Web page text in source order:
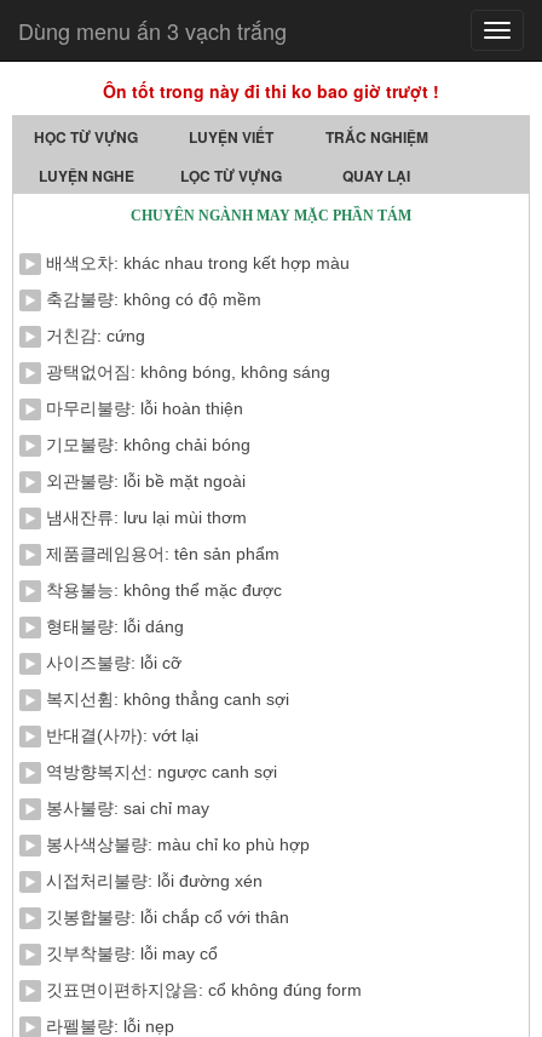
Dùng menu ấn 3 vạch trắng
Ôn tốt trong này đi thi ko bao giờ trượt !
HỌC TỪ VỰNG LUYỆN VIẾT
TRẮC NGHIỆM
LUYỆN NGHE
LỌC TỪ VỰNG QUAY LẠI
CHUYÊN NGÀNH MAY MẶC PHẦN TÁM
배색오차: khác nhau trong kết hợp màu
축감불량: không có độ mềm
거친감: cứng
광택없어짐: không bóng, không sáng
마무리불량: lỗi hoàn thiện
기모불량: không chải bóng
외관불량: lỗi bề mặt ngoài
냄새잔류: lưu lại mùi thơm
제품클레임용어: tên sản phẩm
착용불능: không thể mặc được
형태불량: lỗi dáng
사이즈불량: lỗi cỡ
복지선휨: không thẳng canh sợi
반대결(사까): vớt lại
역방향복지선: ngược canh sợi
봉사불량: sai chỉ may
봉사색상불량: màu chỉ ko phù hợp
시접처리불량: lỗi đường xén
깃봉합불량: lỗi chắp cổ với thân
깃부착불량: lỗi may cổ
깃표면이편하지않음: cổ không đúng form
라펠불량: lỗi nẹp